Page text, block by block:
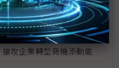
造創新河川水位監測解決
願景
攻企業轉型商機添動能